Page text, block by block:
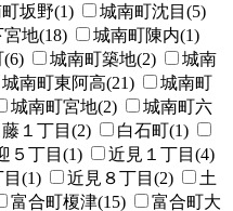
坂野(1)
城南町沈目(5)
地(18)
城南町陳内(1)
城南町築地(2)
城南
城南町東阿高(21)
城南町
城南町宮地(2)
城南町六
１丁目(2)
白石町(1)
５丁目(1)
近見１丁目(4)
(1) 近見８丁目(2)
土
富合町榎津(15) 富合町大